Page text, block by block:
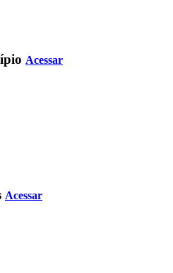
Acessar
Acessar